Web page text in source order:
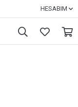
HESABIM